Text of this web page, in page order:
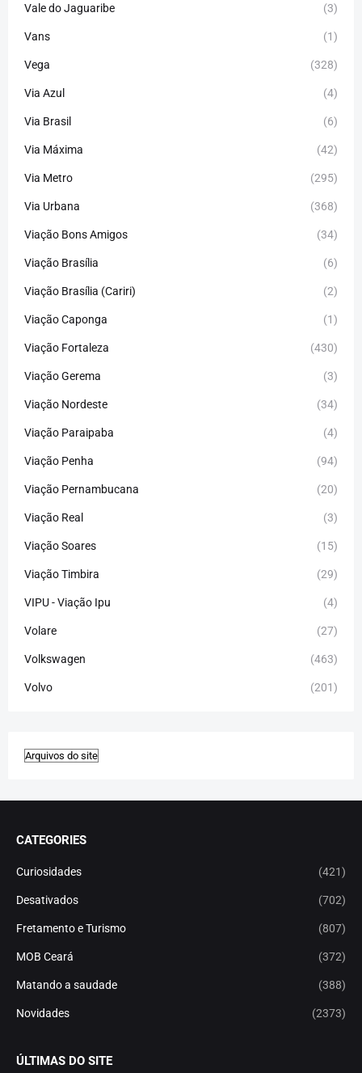
Vale do Jaguaribe (3)
Vans (1)
Vega (328)
Via Azul (4)
Via Brasil (6)
Via Máxima (42)
Via Metro (295)
Via Urbana (368)
Viação Bons Amigos (34)
Viação Brasília (6)
Viação Brasília (Cariri) (2)
Viação Caponga (1)
Viação Fortaleza (430)
Viação Gerema (3)
Viação Nordeste (34)
Viação Paraipaba (4)
Viação Penha (94)
Viação Pernambucana (20)
Viação Real (3)
Viação Soares (15)
Viação Timbira (29)
VIPU - Viação Ipu (4)
Volare (27)
Volkswagen (463)
Volvo (201)
CATEGORIES
Curiosidades (421)
Desativados (702)
Fretamento e Turismo (807)
MOB Ceará (372)
Matando a saudade (388)
Novidades (2373)
ÚLTIMAS DO SITE